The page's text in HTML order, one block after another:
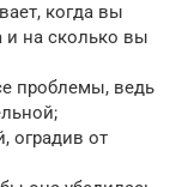
когда вы
и на сколько вы
проблемы, ведь
оградив от